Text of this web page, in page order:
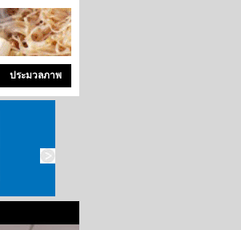
ประมวลภาพ
ท่องไปใน San Francisco